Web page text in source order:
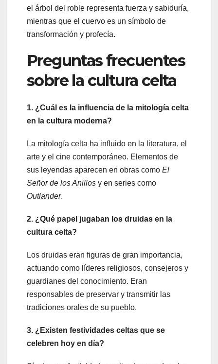
el árbol del roble representa fuerza y sabiduría,
mientras que el cuervo es un símbolo de
transformación y profecía.
Preguntas frecuentes
sobre la cultura celta
1. ¿Cuál es la influencia de la mitología celta
en la cultura moderna?
La mitología celta ha influido en la literatura, el
arte y el cine contemporáneo. Elementos de
sus leyendas aparecen en obras como El
Señor de los Anillos y en series como
Outlander.
2. ¿Qué papel jugaban los druidas en la
cultura celta?
Los druidas eran figuras de gran importancia,
actuando como líderes religiosos, consejeros y
guardianes del conocimiento. Eran
responsables de preservar y transmitir las
tradiciones orales de su pueblo.
3. ¿Existen festividades celtas que se
celebren hoy en día?